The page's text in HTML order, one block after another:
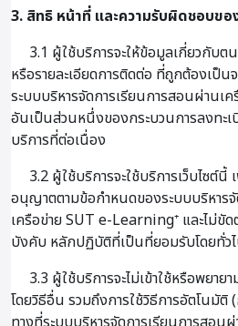
3. สิทธิ หน้าที่ และความรับผิดชอบขอ
3.1 ผู้ใช้บริการจะให้ข้อมูลเกี่ยวกับต
หรือรายละเอียดการติดต่อ ที่ถูกต้องเป็
ระบบบริหารจัดการเรียนการสอนผ่านเ
อันเป็นส่วนหนึ่งของกระบวนการลงทะเ
บริการที่ต่อเนื่อง
3.2 ผู้ใช้บริการจะใช้บริการเว็บไซต์นี้
อนุญาตตามข้อกำหนดของระบบบริหาร
เครือข่าย SUT e-Learning⁺ และไม่ขั
บังคับ หลักปฏิบัติที่เป็นที่ยอมรับโดยทั่ว
3.3 ผู้ใช้บริการจะไม่เข้าใช้หรือพยาย
โดยวิธีอื่น รวมถึงการใช้วิธีการอัตโนมั